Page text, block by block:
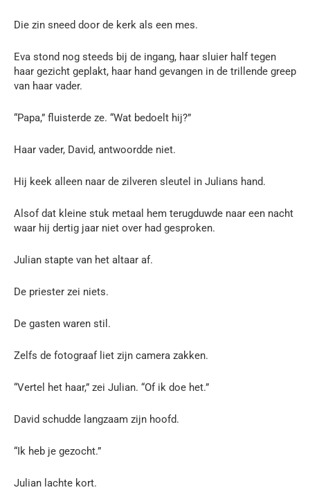
Die zin sneed door de kerk als een mes.
Eva stond nog steeds bij de ingang, haar sluier half tegen
haar gezicht geplakt, haar hand gevangen in de trillende greep
van haar vader.
“Papa,” fluisterde ze. “Wat bedoelt hij?”
Haar vader, David, antwoordde niet.
Hij keek alleen naar de zilveren sleutel in Julians hand.
Alsof dat kleine stuk metaal hem terugduwde naar een nacht
waar hij dertig jaar niet over had gesproken.
Julian stapte van het altaar af.
De priester zei niets.
De gasten waren stil.
Zelfs de fotograaf liet zijn camera zakken.
“Vertel het haar,” zei Julian. “Of ik doe het.”
David schudde langzaam zijn hoofd.
“Ik heb je gezocht.”
Julian lachte kort.